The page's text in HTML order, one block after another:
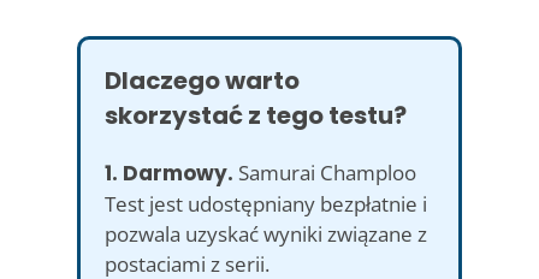
Dlaczego warto
skorzystać z tego testu?
1. Darmowy. Samurai Champloo
Test jest udostępniany bezpłatnie i
pozwala uzyskać wyniki związane z
postaciami z serii.